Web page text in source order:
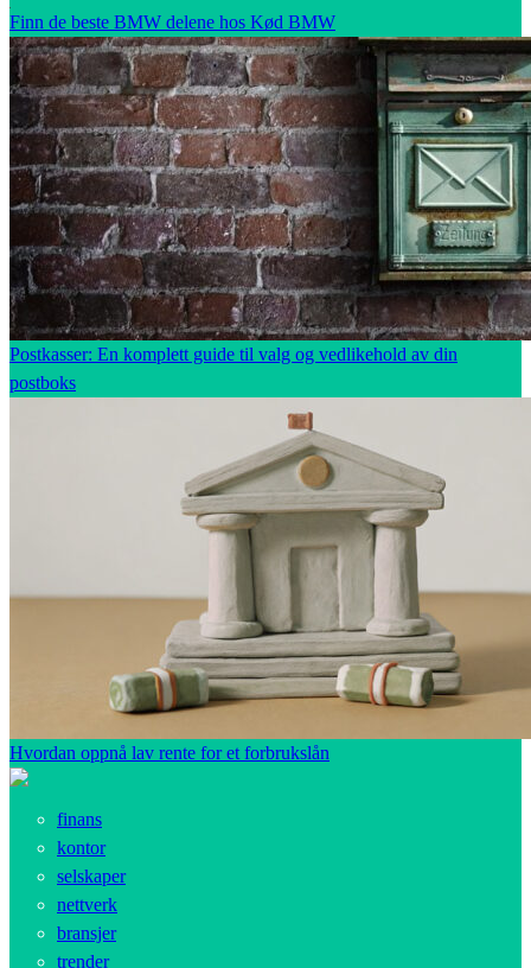
Finn de beste BMW delene hos Kød BMW
Postkasser: En komplett guide til valg og vedlikehold av din
postboks
Hvordan oppnå lav rente for et forbrukslån
finans
kontor
selskaper
nettverk
bransjer
trender